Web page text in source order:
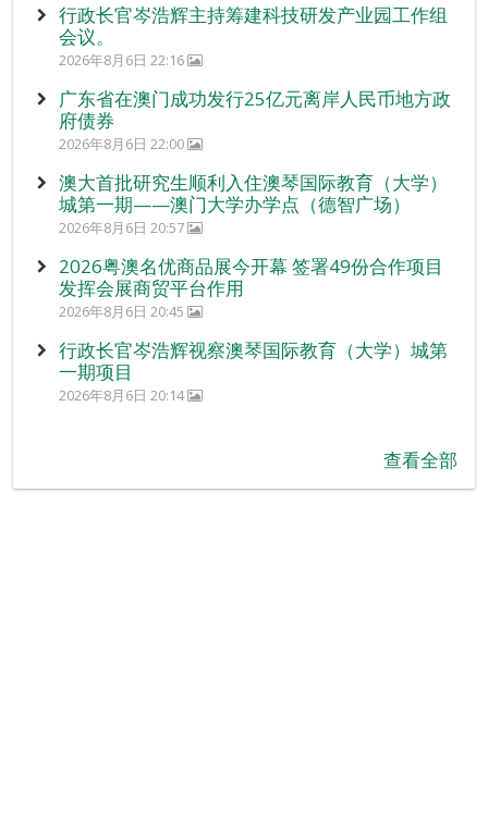
行政长官岑浩辉主持筹建科技研发产业园工作组
会议。
2026年8月6日 22:16
广东省在澳门成功发行25亿元离岸人民币地方政
府债券
2026年8月6日 22:00
澳大首批研究生顺利入住澳琴国际教育（大学）
城第一期——澳门大学办学点（德智广场）
2026年8月6日 20:57
2026粤澳名优商品展今开幕 签署49份合作项目
发挥会展商贸平台作用
2026年8月6日 20:45
行政长官岑浩辉视察澳琴国际教育（大学）城第
一期项目
2026年8月6日 20:14
查看全部